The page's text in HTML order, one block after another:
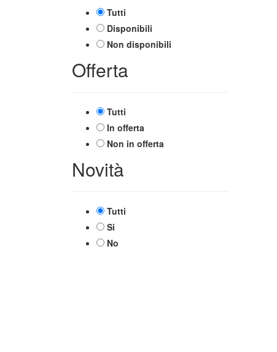
Tutti
Disponibili
Non disponibili
Offerta
Tutti
In offerta
Non in offerta
Novità
Tutti
Si
No